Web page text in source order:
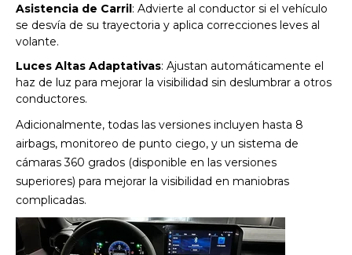
Asistencia de Carril: Advierte al conductor si el vehículo
se desvía de su trayectoria y aplica correcciones leves al
volante.
Luces Altas Adaptativas: Ajustan automáticamente el
haz de luz para mejorar la visibilidad sin deslumbrar a otros
conductores.
Adicionalmente, todas las versiones incluyen hasta 8
airbags, monitoreo de punto ciego, y un sistema de
cámaras 360 grados (disponible en las versiones
superiores) para mejorar la visibilidad en maniobras
complicadas.